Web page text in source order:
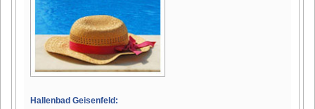
Hallenbad Geisenfeld: